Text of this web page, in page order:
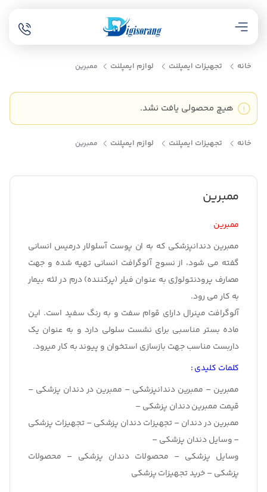
خانه تجهیزات ایمپلنت لوازم ایمپلنت ممبرین
هیچ محصولی یافت نشد.
خانه تجهیزات ایمپلنت لوازم ایمپلنت ممبرین
ممبرین
ممبرین
ممبرین دندانپزشکی که به ان پوست آسلولار درمیس انسانی
گفته می شود، از نسوج آلوگرافت انسانی تهیه شده و جهت
مصارف پرودنتولوژی به عنوان فیلر (پرکننده) درم در لثه بیمار
به کار می رود.
آلوگرافت مینرال دارای قوام سفت و به رنگ سفید است. این
ماده بستر مناسبی برای نشست سلولی دارد و به عنوان یک
داربست مناسب جهت بازسازی استخوان و پیوند به کار میرود.
کلمات کلیدی :
ممبرین – ممبرین دندانپزشکی – ممبرین در دندان پزشکی –
قیمت ممبرین دندان پزشکی –
ممبرین در دندان – تجهیزات دندان پزشکی – تجهیزات پزشکی
– وسایل دندان پزشکی –
وسایل پزشکی – محصولات دندان پزشکی – محصولات
پزشکی – خرید تجهیزات پزشکی